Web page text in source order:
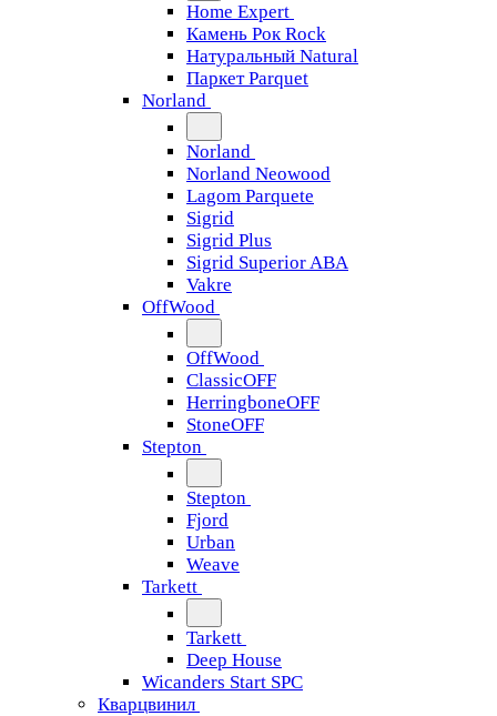
Home Expert
Камень Рок Rock
Натуральный Natural
Паркет Parquet
Norland
Norland
Norland Neowood
Lagom Parquete
Sigrid
Sigrid Plus
Sigrid Superior ABA
Vakre
OffWood
OffWood
ClassicOFF
HerringboneOFF
StoneOFF
Stepton
Stepton
Fjord
Urban
Weave
Tarkett
Tarkett
Deep House
Wicanders Start SPC
Кварцвинил